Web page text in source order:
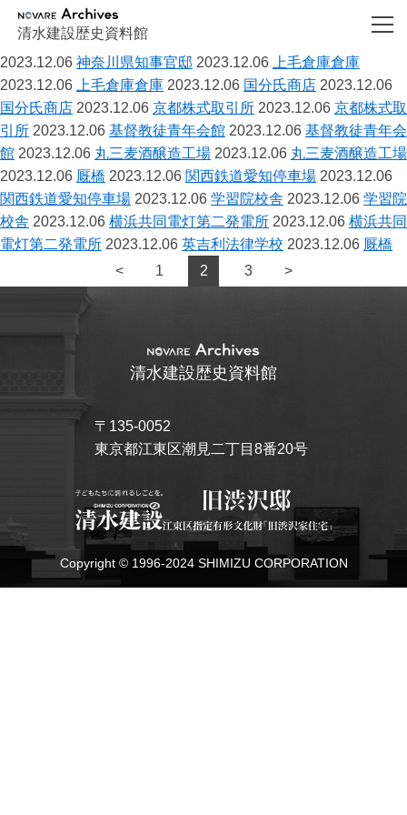
清水建設歴史資料館
2023.12.06 神奈川県知事官邸 2023.12.06
上毛倉庫倉庫
2023.12.06
上毛倉庫倉庫 2023.12.06 国分氏商店 2023.12.06
国分氏商店 2023.12.06 京都株式取引所 2023.12.06 京都株式取
引所 2023.12.06 基督教徒青年会館 2023.12.06 基督教徒青年会
館 2023.12.06 丸三麦酒醸造工場 2023.12.06 丸三麦酒醸造工場
2023.12.06 厩橋 2023.12.06 関西鉄道愛知停車場 2023.12.06
関西鉄道愛知停車場 2023.12.06 学習院校舎 2023.12.06 学習院
校舎 2023.12.06 横浜共同電灯第二発電所 2023.12.06 横浜共同
電灯第二発電所 2023.12.06 英吉利法律学校 2023.12.06 厩橋
<
1 2 3 >
清水建設歴史資料館
〒135-0052
東京都江東区潮見二丁目8番20号
Copyright © 1996-2024 SHIMIZU CORPORATION